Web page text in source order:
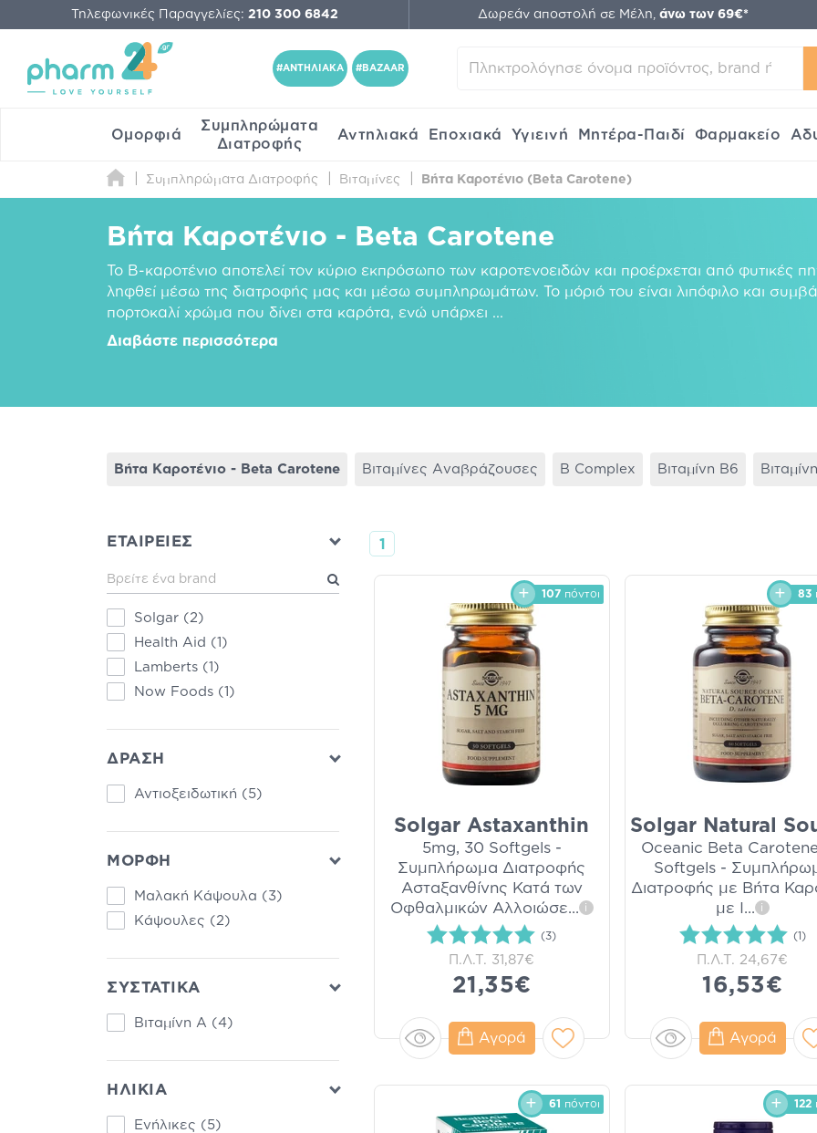
Τηλεφωνικές Παραγγελίες: 210 300 6842 Δωρεάν αποστολή σε Μέλη, άνω των 69€*
#ΑΝΤΗΛΙΑΚΑ #BAZAAR
Ομορφιά
Συμπληρώματα
Διατροφής
Αντηλιακά Εποχιακά Υγιεινή Μητέρα-Παιδί Φαρμακείο
Συμπληρώματα Διατροφής Βιταμίνες Βήτα Καροτένιο (Beta Carotene)
Βήτα Καροτένιο - Beta Carotene
Το Β-καροτένιο αποτελεί τον κύριο εκπρόσωπο των καροτενοειδών και προέρχεται από φυτικές
ληφθεί μέσω της διατροφής μας και μέσω συμπληρωμάτων. Το μόριό του είναι λιπόφιλο και
πορτοκαλί χρώμα που δίνει στα καρότα, ενώ υπάρχει ...
Διαβάστε περισσότερα
Βήτα Καροτένιο - Beta Carotene Βιταμίνες Aναβράζουσες B Complex Βιταμίνη B6
ΕΤΑΙΡΕΙΕΣ
Solgar (2)
Health Aid (1)
Lamberts (1)
Now Foods (1)
ΔΡΑΣΗ
Αντιοξειδωτική (5)
ΜΟΡΦΗ
Μαλακή Κάψουλα (3)
Κάψουλες (2)
ΣΥΣΤΑΤΙΚΑ
Βιταμίνη Α (4)
ΗΛΙΚΙΑ
Ενήλικες (5)
1
107πόντοι
Solgar Astaxanthin
5mg, 30 Softgels -
Συμπλήρωμα Διατροφής
Ασταξανθίνης Κατά των
Οφθαλμικών Αλλοιώσε... i
(3)
Π.Λ.Τ. 31,87€
21,35€
Αγορά
83
Solgar Natural
Oceanic Beta
Softgels -
Διατροφής με Βήτα
με Ι ... i
(1)
Π.Λ.Τ.24,67€
16,53€
Αγορά
61 πόντοι 122